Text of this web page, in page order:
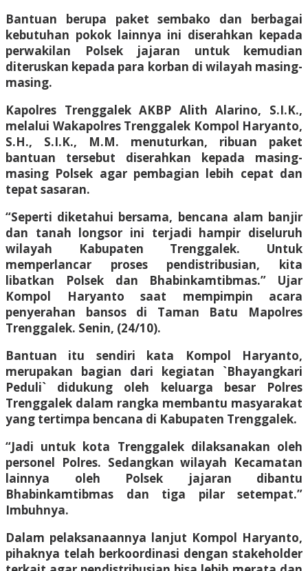
Bantuan berupa paket sembako dan berbagai
kebutuhan pokok lainnya ini diserahkan kepada
perwakilan Polsek jajaran untuk kemudian
diteruskan kepada para korban di wilayah masing-
masing.
Kapolres Trenggalek AKBP Alith Alarino, S.I.K.,
melalui Wakapolres Trenggalek Kompol Haryanto,
S.H., S.I.K., M.M. menuturkan, ribuan paket
bantuan tersebut diserahkan kepada masing-
masing Polsek agar pembagian lebih cepat dan
tepat sasaran.
“Seperti diketahui bersama, bencana alam banjir
dan tanah longsor ini terjadi hampir diseluruh
wilayah Kabupaten Trenggalek. Untuk
memperlancar proses pendistribusian, kita
libatkan Polsek dan Bhabinkamtibmas.” Ujar
Kompol Haryanto saat mempimpin acara
penyerahan bansos di Taman Batu Mapolres
Trenggalek. Senin, (24/10).
Bantuan itu sendiri kata Kompol Haryanto,
merupakan bagian dari kegiatan `Bhayangkari
Peduli` didukung oleh keluarga besar Polres
Trenggalek dalam rangka membantu masyarakat
yang tertimpa bencana di Kabupaten Trenggalek.
“Jadi untuk kota Trenggalek dilaksanakan oleh
personel Polres. Sedangkan wilayah Kecamatan
lainnya oleh Polsek jajaran dibantu
Bhabinkamtibmas dan tiga pilar setempat.”
Imbuhnya.
Dalam pelaksanaannya lanjut Kompol Haryanto,
pihaknya telah berkoordinasi dengan stakeholder